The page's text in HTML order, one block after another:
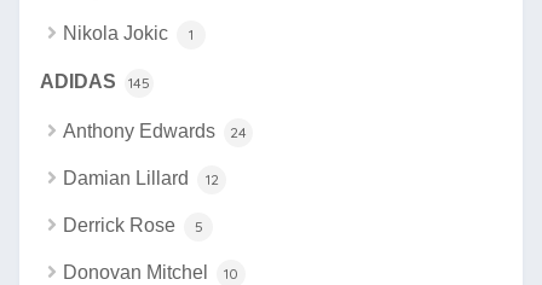
Nikola Jokic 1
ADIDAS 145
Anthony Edwards 24
Damian Lillard 12
Derrick Rose 5
Donovan Mitchel 10